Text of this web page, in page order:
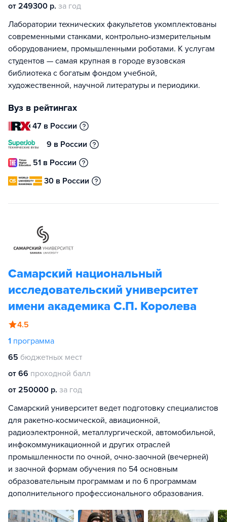
от 249300 р. за год
Лаборатории технических факультетов укомплектованы
современными станками, контрольно-измерительным
оборудованием, промышленными роботами. К услугам
студентов — самая крупная в городе вузовская
библиотека с богатым фондом учебной,
художественной, научной литературы и периодики.
Вуз в рейтингах
47 в России
9 в России
51 в России
30 в России
Самарский национальный
исследовательский университет
имени академика С.П. Королева
4.5
1 программа
65 бюджетных мест
от 66 проходной балл
от 250000 р. за год
Самарский университет ведет подготовку специалистов
для ракетно-космической, авиационной,
радиоэлектронной, металлургической, автомобильной,
инфокоммуникационной и других отраслей
промышленности по очной, очно-заочной (вечерней)
и заочной формам обучения по 54 основным
образовательным программам и по 6 программам
дополнительного профессионального образования.